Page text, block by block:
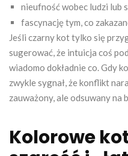
nieufność wobec ludzi lub
fascynację tym, co
Jeśli czarny kot tylko się
sugerować, że intuicja coś
wiadomo dokładnie co. Gdy
zwykle sygnał, że konflikt
zauważony, ale odsuwany na
Kolorowe